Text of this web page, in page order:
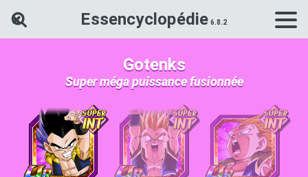
Essencyclopédie
Rechercher une carte Dokkan
Gotenks
Super méga puissance fusionnée